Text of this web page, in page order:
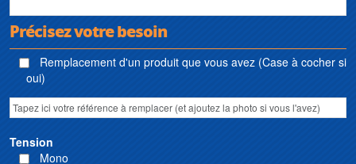
Précisez votre besoin
Remplacement d'un produit que vous avez (Case à cocher si
oui)
Tension
Mono